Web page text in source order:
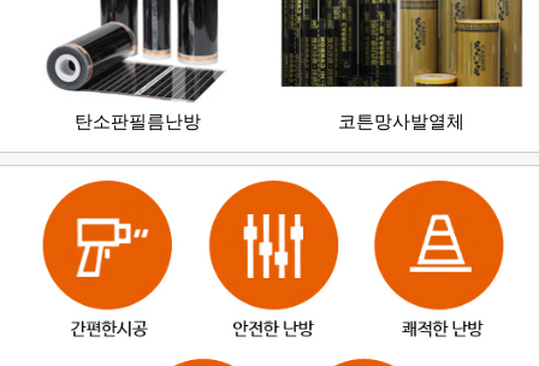
탄소판필름난방 코튼망사발열체